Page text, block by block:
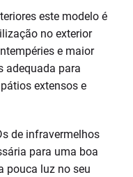
este modelo é
no exterior
e maior
adequada para
extensos e
de infravermelhos
para uma boa
pouca luz no seu